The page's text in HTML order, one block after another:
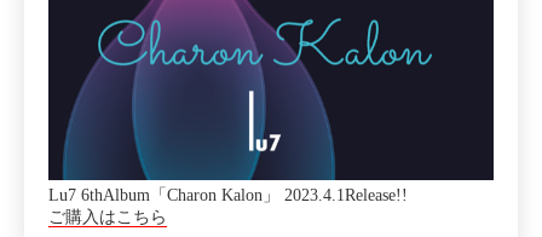
Lu7 6thAlbum「Charon Kalon」 2023.4.1Release!!
ご購入はこちら